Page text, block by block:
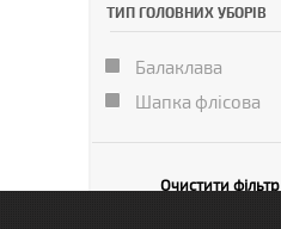
ТИП ГОЛОВНИХ УБОРІВ
Балаклава
Шапка флісова
Очистити фільтр